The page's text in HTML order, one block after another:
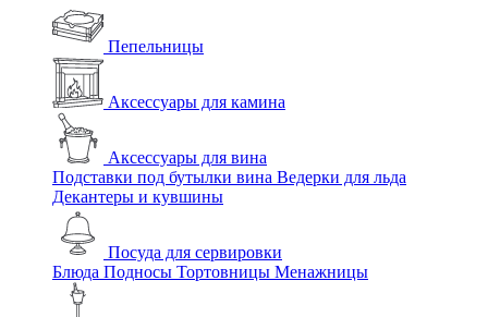
Пепельницы
Аксессуары для камина
Аксессуары для вина
Подставки под бутылки вина Ведерки для льда
Декантеры и кувшины
Посуда для сервировки
Блюда Подносы Тортовницы Менажницы